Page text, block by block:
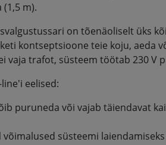
m).
on tõenäoliselt üks
kontseptsioone teie koju, aeda
vaja trafot, süsteem töötab 230 V
eelised:
puruneda või vajab täiendavat
süsteemi